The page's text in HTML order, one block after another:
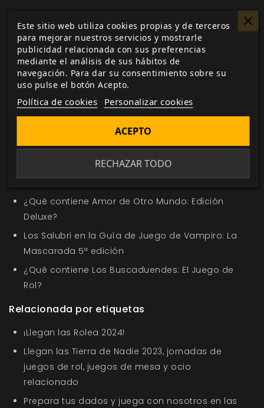
Me gusta esto
Etiquetas: Rolea
Nuevo título en la sección Oferta de la Semana
¿Qué contiene Amor de Otro Mundo: Edición
Deluxe?
Los Salubri en la Guía de Juego de Vampiro: La
Mascarada 5ª edición
¿Qué contiene Los Buscaduendes: El Juego de
Rol?
Relacionada por etiquetas
¡Llegan las Rolea 2024!
Llegan las Tierra de Nadie 2023, jornadas de
juegos de rol, juegos de mesa y ocio
relacionado
Prepara tus dados y juega con nosotros en las
Este sitio web utiliza cookies propias y de terceros
para mejorar nuestros servicios y mostrarle
publicidad relacionada con sus preferencias
mediante el análisis de sus hábitos de
navegación. Para dar su consentimiento sobre su
uso pulse el botón Acepto.
Política de cookies Personalizar cookies
RECHAZAR TODO
ACEPTO